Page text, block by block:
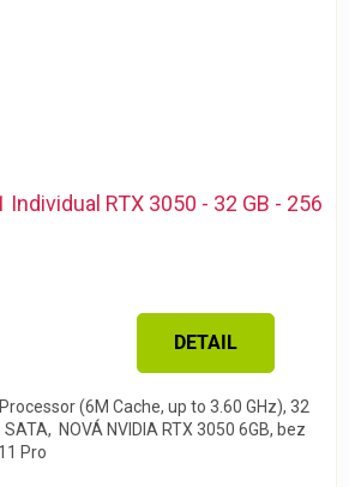
Individual RTX 3050 - 32 GB - 256
DETAIL
(6M Cache, up to 3.60 GHz), 32
SATA, NOVÁ NVIDIA RTX 3050 6GB, bez
Pro